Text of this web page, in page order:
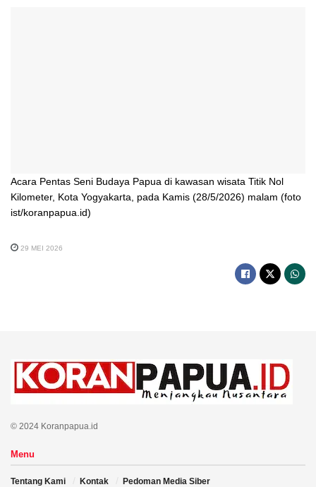
Acara Pentas Seni Budaya Papua di kawasan wisata Titik Nol
Kilometer, Kota Yogyakarta, pada Kamis (28/5/2026) malam (foto
ist/koranpapua.id)
29 MEI 2026
© 2024 Koranpapua.id
Menu
Tentang Kami Kontak Pedoman Media Siber